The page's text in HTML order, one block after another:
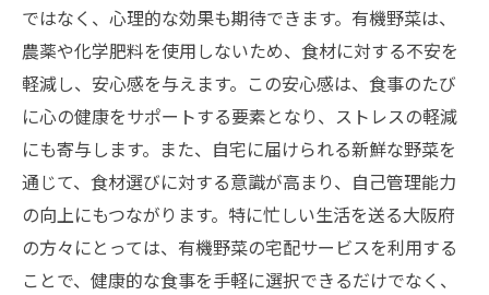
ではなく、心理的な効果も期待できます。有機野菜は、
農薬や化学肥料を使用しないため、食材に対する不安を
軽減し、安心感を与えます。この安心感は、食事のたび
に心の健康をサポートする要素となり、ストレスの軽減
にも寄与します。また、自宅に届けられる新鮮な野菜を
通じて、食材選びに対する意識が高まり、自己管理能力
の向上にもつながります。特に忙しい生活を送る大阪府
の方々にとっては、有機野菜の宅配サービスを利用する
ことで、健康的な食事を手軽に選択できるだけでなく、